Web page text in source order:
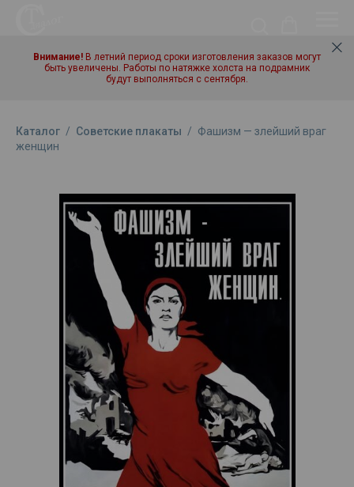
Внимание! В летний период сроки изготовления заказов могут
быть увеличены. Работы по натяжке холста на подрамник
будут выполняться с сентября.
Каталог / Советские плакаты / Фашизм — злейший враг
женщин